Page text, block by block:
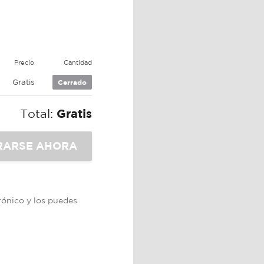
Precio Cantidad
Gratis Cerrado
Total: Gratis
y los puedes